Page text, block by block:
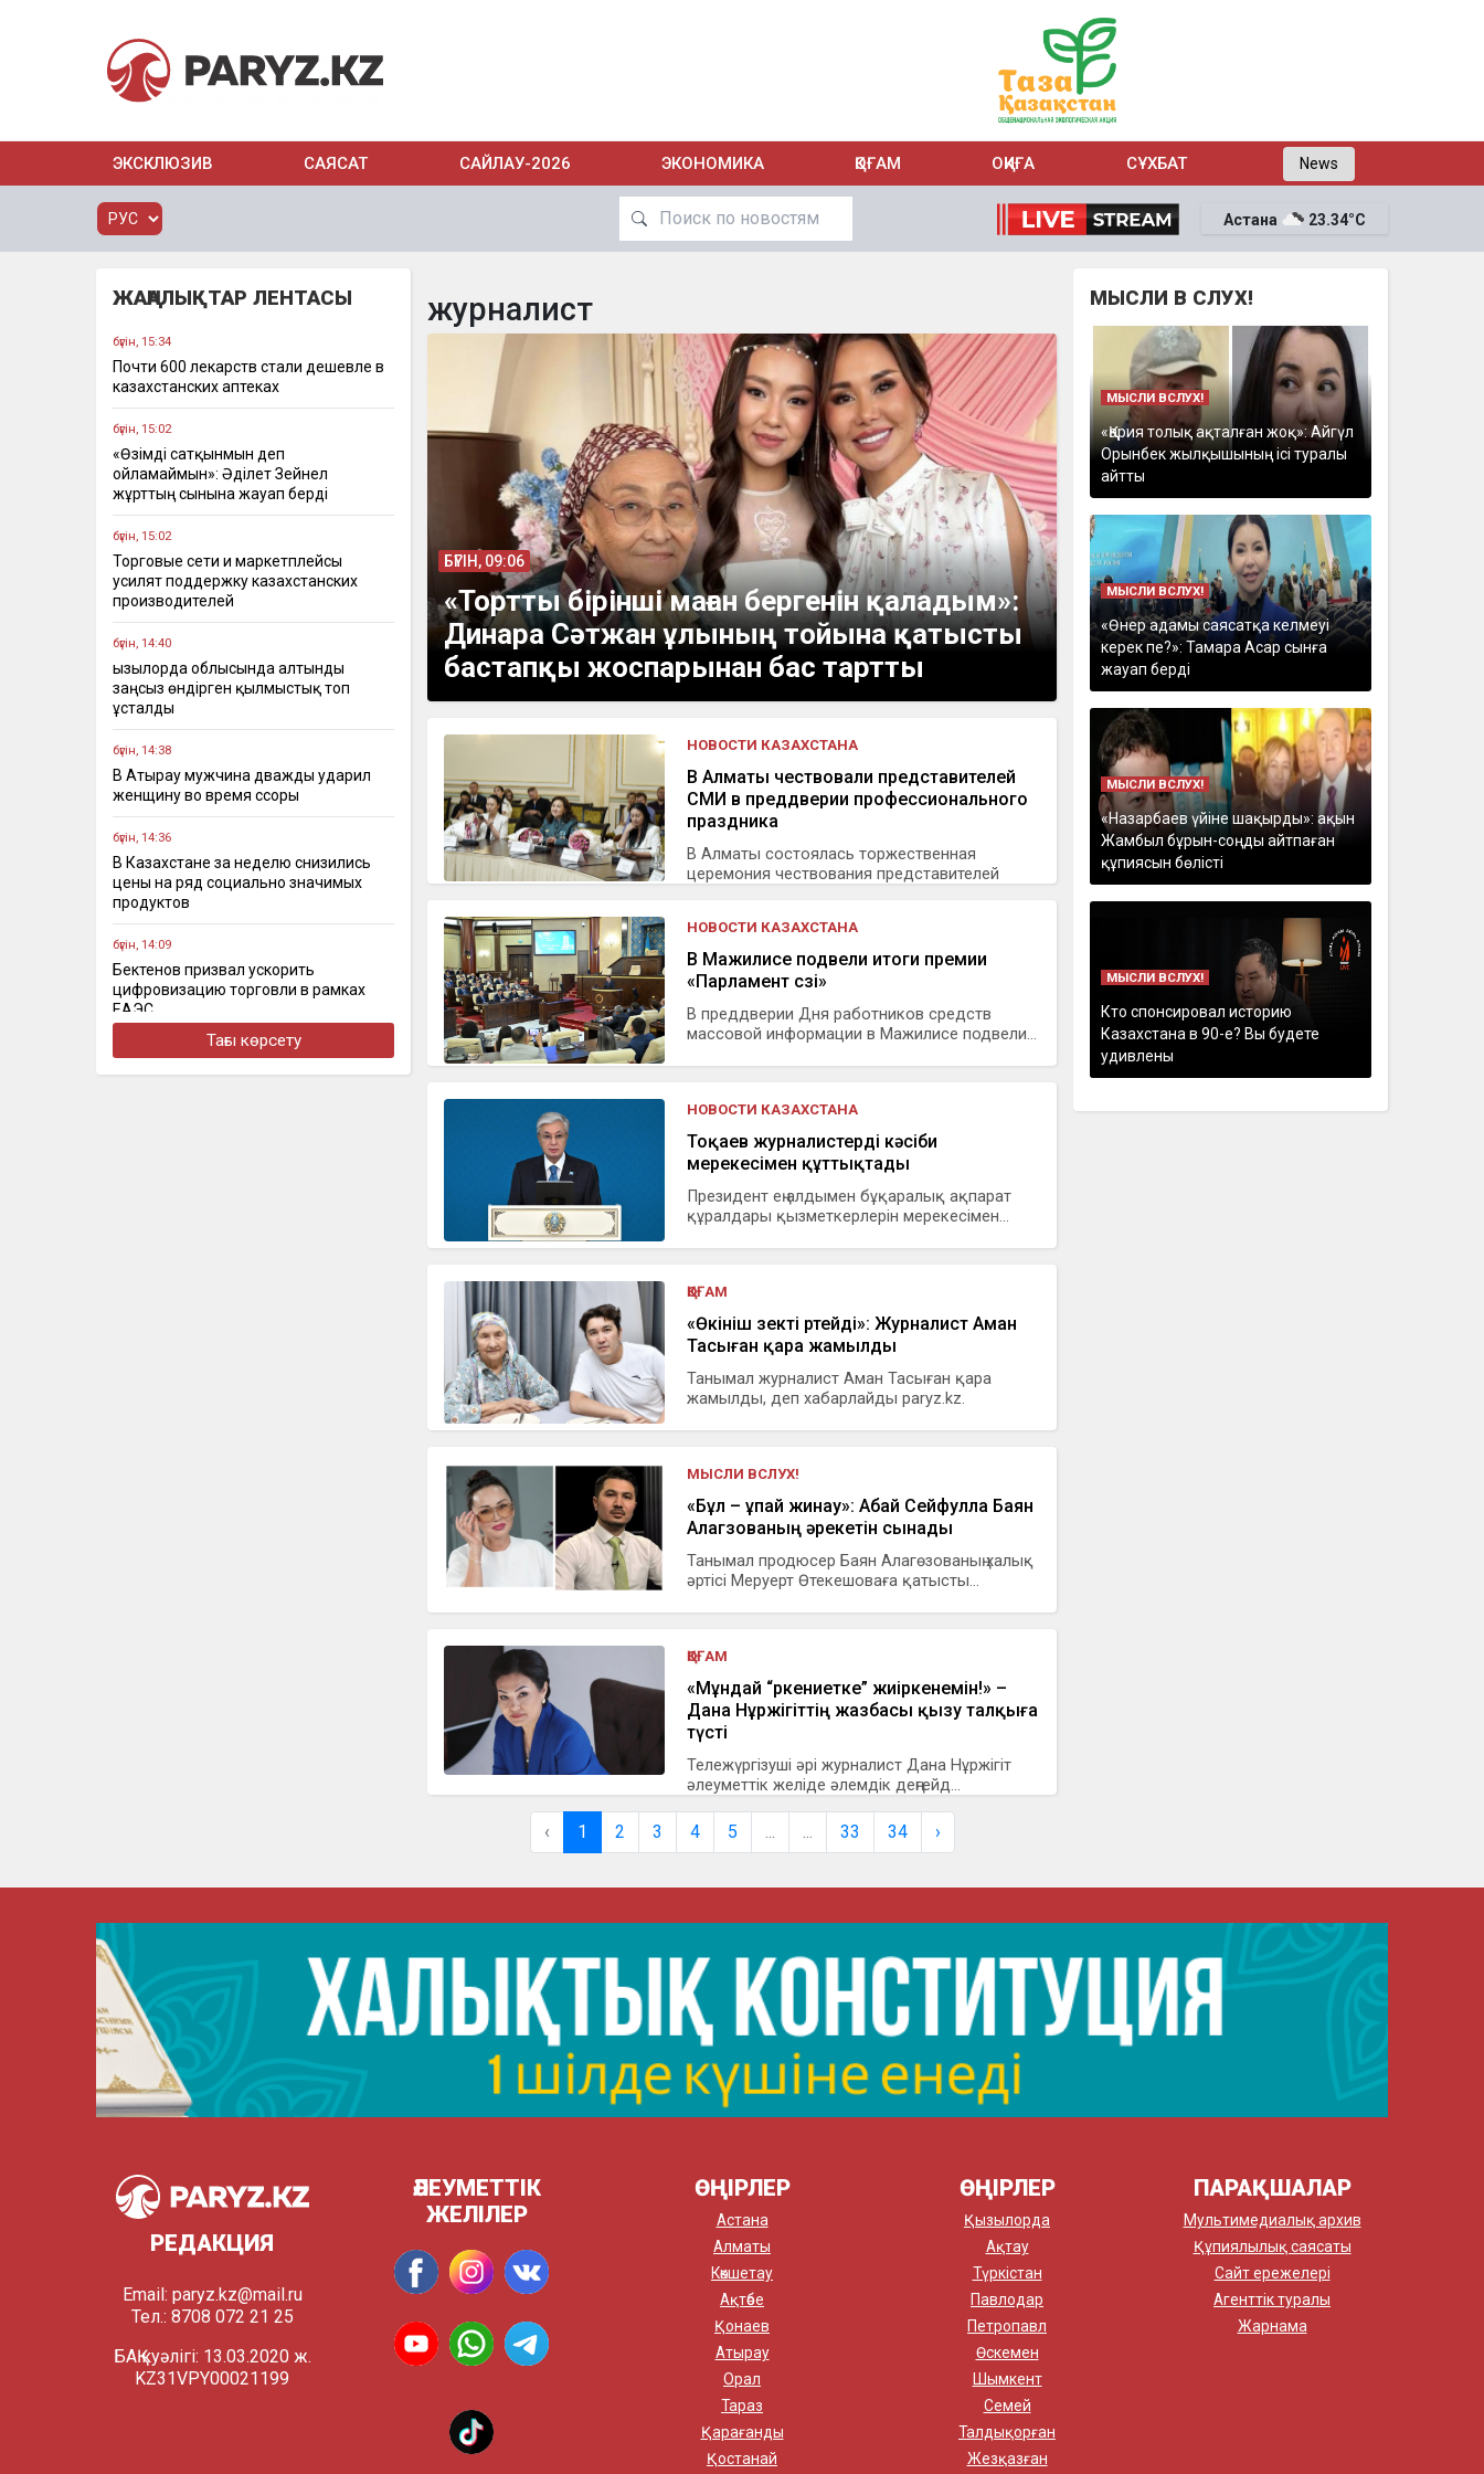
ЭКСКЛЮЗИВ САЯСАТ САЙЛАУ-2026 ЭКОНОМИКА ҚОҒАМ ОҚИҒА СҰХБАТ News
Астана 23.34°C
ЖАҢАЛЫҚТАР ЛЕНТАСЫ
бүгін, 15:34
Почти 600 лекарств стали дешевле в
казахстанских аптеках
бүгін, 15:02
«Өзімді сатқынмын деп
ойламаймын»: Әділет Зейнел
жұрттың сынына жауап берді
бүгін, 15:02
Торговые сети и маркетплейсы
усилят поддержку казахстанских
производителей
бүгін, 14:40
Қызылорда облысында алтынды
заңсыз өндірген қылмыстық топ
ұсталды
бүгін, 14:38
В Атырау мужчина дважды ударил
женщину во время ссоры
бүгін, 14:36
В Казахстане за неделю снизились
цены на ряд социально значимых
продуктов
бүгін, 14:09
Бектенов призвал ускорить
цифровизацию торговли в рамках
ЕАЭС
Ақтауда балкон арқылы үйге кірмек
Тағы көрсету
журналист
БҮГІН, 09:06
«Тортты бірінші маған бергенін қаладым»:
Динара Сәтжан ұлының тойына қатысты
бастапқы жоспарынан бас тартты
НОВОСТИ КАЗАХСТАНА
В Алматы чествовали представителей
СМИ в преддверии профессионального
праздника
В Алматы состоялась торжественная
церемония чествования представителей
НОВОСТИ КАЗАХСТАНА
В Мажилисе подвели итоги премии
«Парламент сөзі»
В преддверии Дня работников средств
массовой информации в Мажилисе подвели...
НОВОСТИ КАЗАХСТАНА
Тоқаев журналистерді кәсіби
мерекесімен құттықтады
Президент ең алдымен бұқаралық ақпарат
құралдары қызметкерлерін мерекесімен...
ҚОҒАМ
«Өкініш өзекті өртейді»: Журналист Аман
Тасыған қара жамылды
Танымал журналист Аман Тасыған қара
жамылды, деп хабарлайды paryz.kz.
МЫСЛИ ВСЛУХ!
«Бұл – ұпай жинау»: Абай Сейфулла Баян
Алагөзованың әрекетін сынады
Танымал продюсер Баян Алагөзованың халық
әртісі Меруерт Өтекешоваға қатысты...
ҚОҒАМ
«Мұндай “өркениетке” жиіркенемін!» –
Дана Нұржігіттің жазбасы қызу талқыға
түсті
Тележүргізуші әрі журналист Дана Нұржігіт
әлеуметтік желіде әлемдік деңгейд...
МЫСЛИ В СЛУХ!
МЫСЛИ ВСЛУХ!
«Қария толық ақталған жоқ»: Айгүл
Орынбек жылқышының ісі туралы
айтты
МЫСЛИ ВСЛУХ!
«Өнер адамы саясатқа келмеуі
керек пе?»: Тамара Асар сынға
жауап берді
МЫСЛИ ВСЛУХ!
«Назарбаев үйіне шақырды»: ақын
Жамбыл бұрын-соңды айтпаған
құпиясын бөлісті
МЫСЛИ ВСЛУХ!
Кто спонсировал историю
Казахстана в 90-е? Вы будете
удивлены
‹ 1 2 3 4 5 ... ... 33 34 ›
РЕДАКЦИЯ
Email: paryz.kz@mail.ru
Тел.: 8708 072 21 25
БАҚ куәлігі: 13.03.2020 ж.
KZ31VPY00021199
ӘЛЕУМЕТТІК
ЖЕЛІЛЕР
ӨҢІРЛЕР
Астана
Алматы
Көкшетау
Ақтөбе
Қонаев
Атырау
Орал
Тараз
Қарағанды
Қостанай
ӨҢІРЛЕР
Қызылорда
Ақтау
Түркістан
Павлодар
Петропавл
Өскемен
Шымкент
Семей
Талдықорған
Жезқазған
ПАРАҚШАЛАР
Мультимедиалық архив
Құпиялылық саясаты
Сайт ережелері
Агенттік туралы
Жарнама